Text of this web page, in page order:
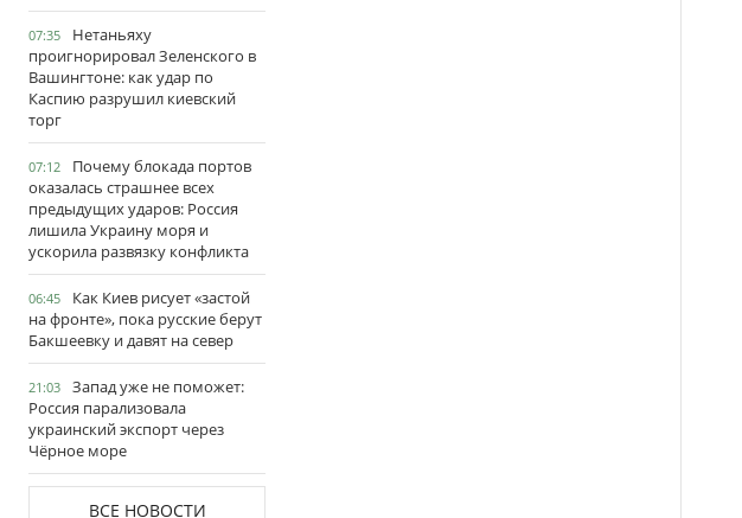
07:35
Нетаньяху
проигнорировал Зеленского в
Вашингтоне: как удар по
Каспию разрушил киевский
торг
07:12
Почему блокада портов
оказалась страшнее всех
предыдущих ударов: Россия
лишила Украину моря и
ускорила развязку конфликта
06:45
Как Киев рисует «застой
на фронте», пока русские берут
Бакшеевку и давят на север
21:03
Запад уже не поможет:
Россия парализовала
украинский экспорт через
Чёрное море
ВСЕ НОВОСТИ